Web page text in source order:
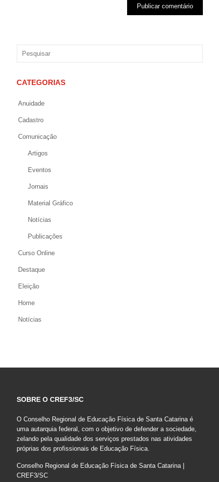
CATEGORIAS
Anuidade
Cadastro
Comunicação
Artigos
Eventos
Jornais
Material Gráfico
Notícias
Publicações
Curso Online
Destaque
Eleição
Home
Notícias
SOBRE O CREF3/SC
O Conselho Regional de Educação Física de Santa Catarina é
uma autarquia federal, com o objetivo de defender a sociedade,
zelando pela qualidade dos serviços prestados nas atividades
próprias dos profissionais de Educação Física.
Conselho Regional de Educação Física de Santa Catarina |
CREF3/SC